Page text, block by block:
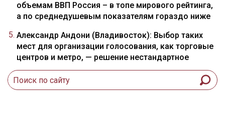
объемам ВВП Россия – в топе мирового рейтинга,
а по среднедушевым показателям гораздо ниже
Александр Андони (Владивосток): Выбор таких
мест для организации голосования, как торговые
центров и метро, — решение нестандартное